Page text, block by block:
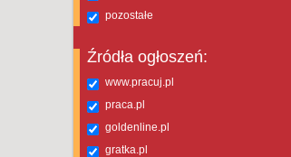
pozostałe
Źródła ogłoszeń:
www.pracuj.pl
praca.pl
goldenline.pl
gratka.pl